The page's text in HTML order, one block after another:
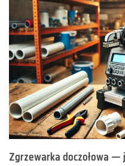
Zgrzewarka doczołowa —